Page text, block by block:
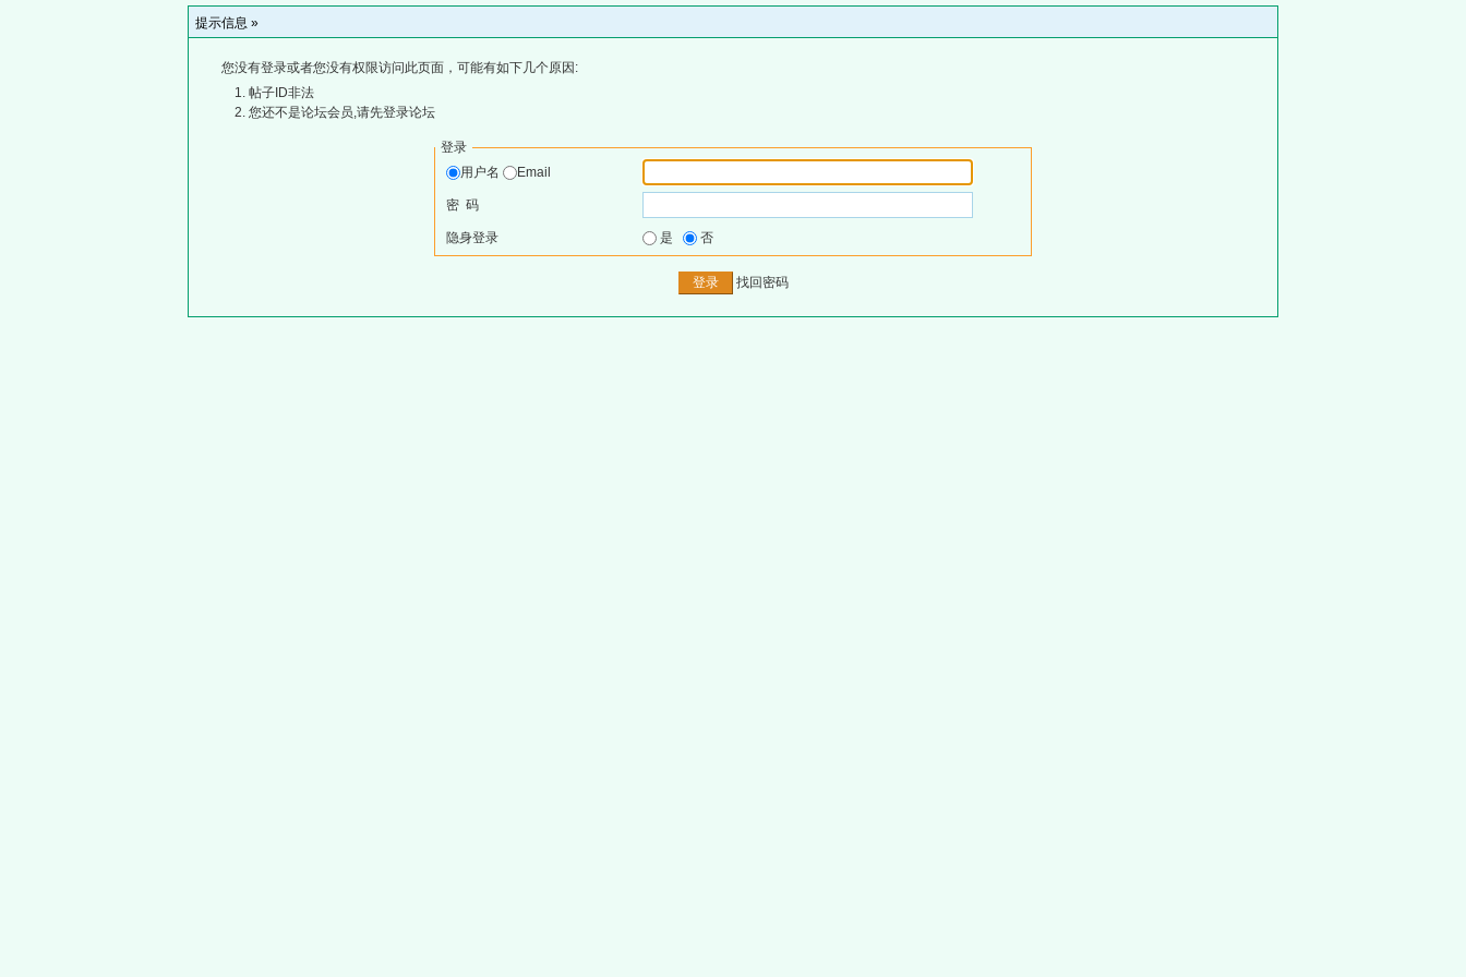
提示信息 »
您没有登录或者您没有权限访问此页面，可能有如下几个原因:
帖子ID非法
您还不是论坛会员,请先登录论坛
登录
用户名
Email
密 码
隐身登录 是 否
找回密码